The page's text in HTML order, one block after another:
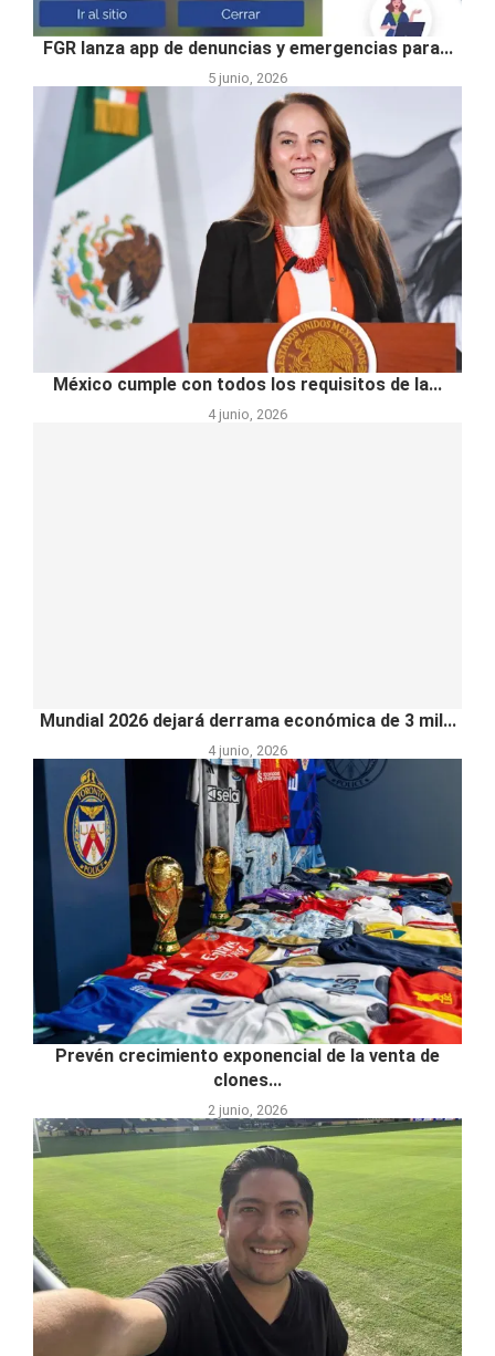
FGR lanza app de denuncias y emergencias para...
5 junio, 2026
México cumple con todos los requisitos de la...
4 junio, 2026
Mundial 2026 dejará derrama económica de 3 mil...
4 junio, 2026
Prevén crecimiento exponencial de la venta de
clones...
2 junio, 2026